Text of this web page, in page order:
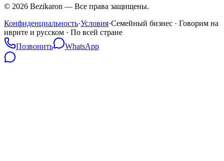
© 2026 Bezikaron — Все права защищены.
Конфиденциальность·Условия·Семейный бизнес · Говорим на
иврите и русском · По всей стране
Позвонить
WhatsApp